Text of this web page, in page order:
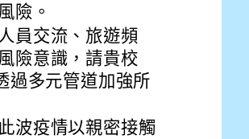
險。
員交流、旅遊頻
險意識，請貴校
過多元管道加強所
波疫情以親密接觸